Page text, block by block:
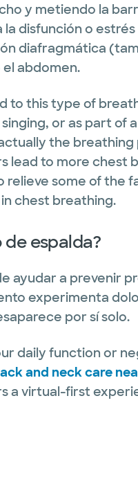
y metiendo la
disfunción o
diafragmática
abdomen.
to this type of
or as part of
the
lead to more chest
relieve some of the
chest breathing.
de espalda?
ayudar a prevenir
experimenta
por sí solo.
daily function or
and neck care
a virtual-first